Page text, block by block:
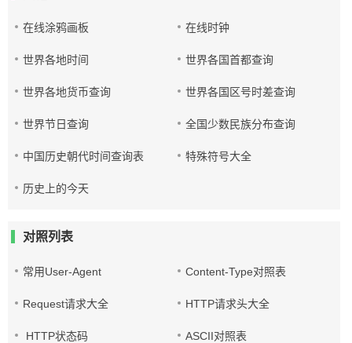
在线涂鸦画板 在线时钟
世界各地时间 世界各国首都查询
世界各地货币查询 世界各国区号时差查询
世界节日查询 全国少数民族分布查询
中国历史朝代时间查询表 特殊符号大全
历史上的今天
对照列表
常用User-Agent Content-Type对照表
Request请求大全 HTTP请求头大全
HTTP状态码 ASCII对照表